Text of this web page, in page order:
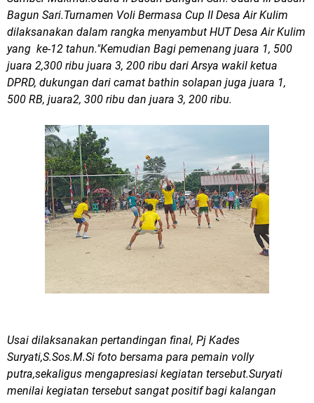
Bagun Sari.Turnamen Voli Bermasa Cup II Desa Air Kulim
dilaksanakan dalam rangka menyambut HUT Desa Air Kulim
yang ke-12 tahun."Kemudian Bagi pemenang juara 1, 500
juara 2,300 ribu juara 3, 200 ribu dari Arsya wakil ketua
DPRD, dukungan dari camat bathin solapan juga juara 1,
500 RB, juara2, 300 ribu dan juara 3, 200 ribu.
Usai dilaksanakan pertandingan final, Pj Kades
Suryati,S.Sos.M.Si foto bersama para pemain volly
putra,sekaligus mengapresiasi kegiatan tersebut.Suryati
menilai kegiatan tersebut sangat positif bagi kalangan